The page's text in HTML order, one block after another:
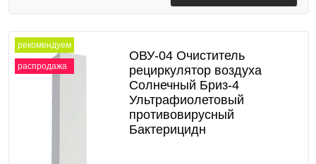
рекомендуем
распродажа
ОВУ-04 Очиститель
рециркулятор воздуха
Солнечный Бриз-4
Ультрафиолетовый
противовирусный
Бактерицидн